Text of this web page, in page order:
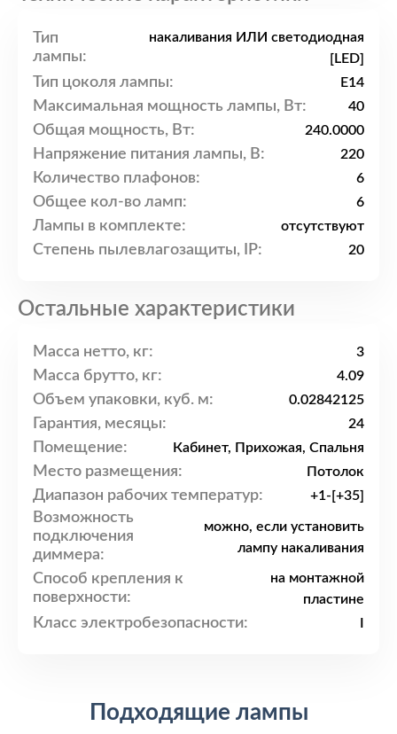
Тип
лампы:
накаливания ИЛИ светодиодная
[LED]
Тип цоколя лампы: E14
Максимальная мощность лампы, Вт: 40
Общая мощность, Вт: 240.0000
Напряжение питания лампы, В: 220
Количество плафонов: 6
Общее кол-во ламп: 6
Лампы в комплекте: отсутствуют
Степень пылевлагозащиты, IP: 20
Остальные характеристики
Масса нетто, кг: 3
Масса брутто, кг: 4.09
Объем упаковки, куб. м: 0.02842125
Гарантия, месяцы: 24
Помещение: Кабинет, Прихожая, Спальня
Место размещения: Потолок
Диапазон рабочих температур: +1-[+35]
Возможность
подключения
диммера:
можно, если установить
лампу накаливания
Способ крепления к
поверхности:
на монтажной
пластине
Класс электробезопасности:
Подходящие лампы